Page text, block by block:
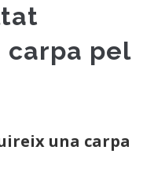
carpa pel
una carpa